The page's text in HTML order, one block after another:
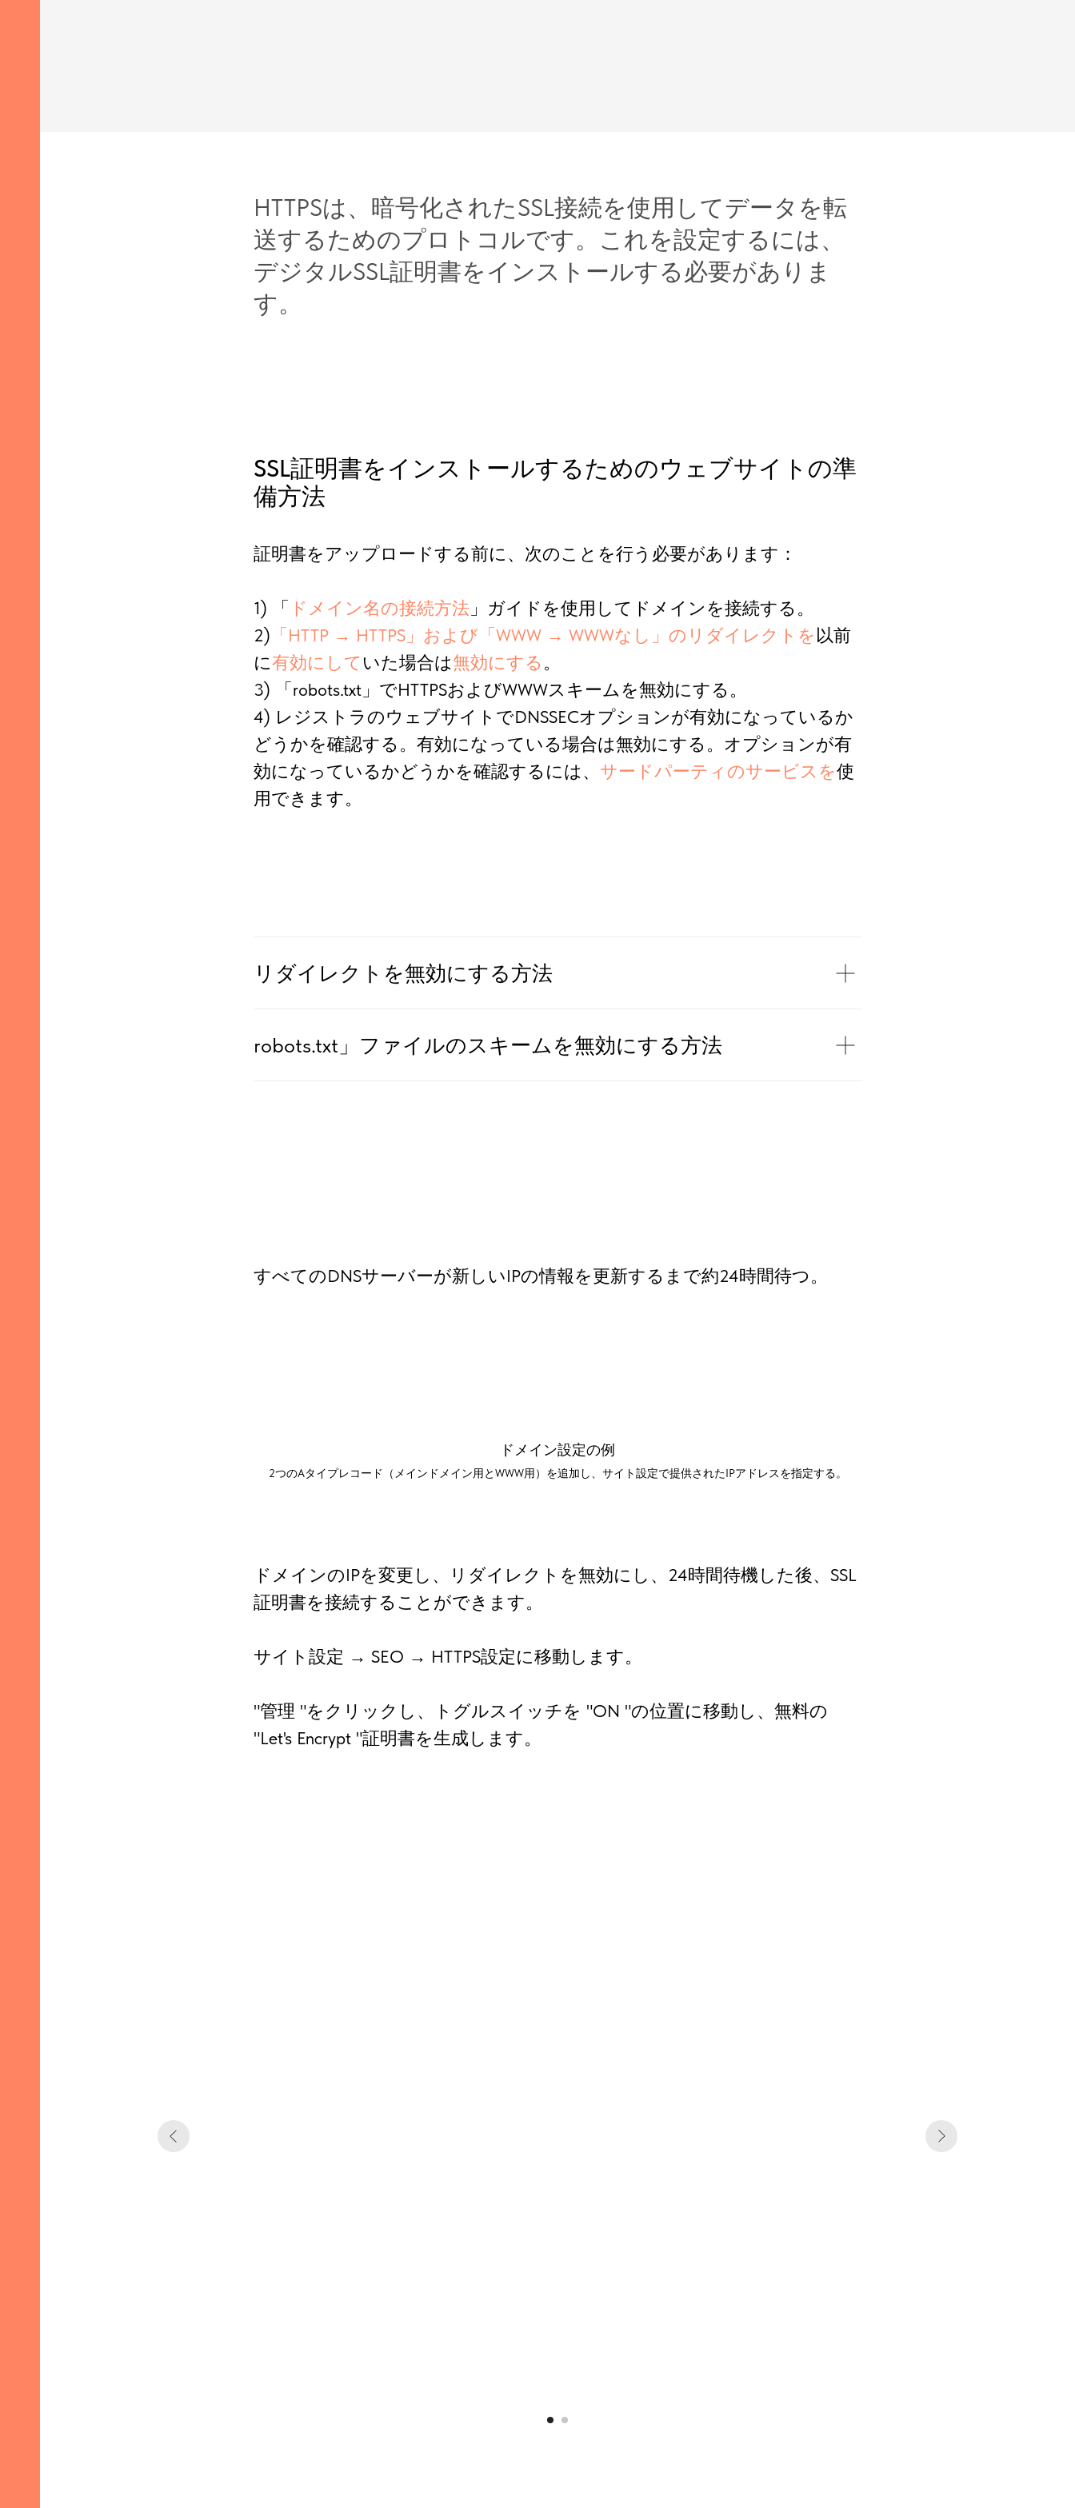
HTTPSは、暗号化されたSSL接続を使用してデータを転
送するためのプロトコルです。これを設定するには、
デジタルSSL証明書をインストールする必要がありま
す。
SSL証明書をインストールするためのウェブサイトの準
備方法
証明書をアップロードする前に、次のことを行う必要があります：
1) 「 ドメイン名の接続方法 」ガイドを使用してドメインを接続する。
2) 「HTTP → HTTPS」および「WWW → WWWなし」のリダイレクトを以前
に有効にしていた場合は無効にする 。
3) 「robots.txt」でHTTPSおよびWWWスキームを無効にする。
4) レジストラのウェブサイトでDNSSECオプションが有効になっているか
どうかを確認する。有効になっている場合は無効にする。オプションが有
効になっているかどうかを確認するには、 サードパーティのサービスを使
用できます。
リダイレクトを無効にする方法
robots.txt」ファイルのスキームを無効にする方法
すべてのDNSサーバーが新しいIPの情報を更新するまで約24時間待つ。
ドメイン設定の例
2つのAタイプレコード（メインドメイン用とWWW用）を追加し、サイト設定で提供されたIPアドレスを指定する。
ドメインのIPを変更し、リダイレクトを無効にし、24時間待機した後、SSL
証明書を接続することができます。
サイト設定 → SEO → HTTPS設定に移動します。
"管理 "をクリックし、トグルスイッチを "ON "の位置に移動し、無料の
"Let's Encrypt "証明書を生成します。